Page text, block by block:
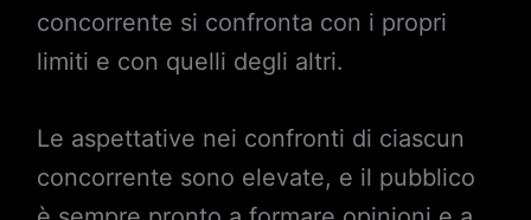
concorrente si confronta con i propri
limiti e con quelli degli altri.
Le aspettative nei confronti di ciascun
concorrente sono elevate, e il pubblico